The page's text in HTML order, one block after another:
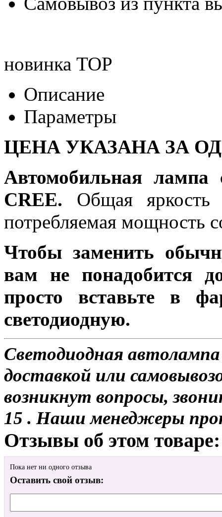
новинка TOP
Описание
Параметры
ЦЕНА УКАЗАНА ЗА
Автомобильная
CREE. Общая яркость
потребляемая мощность
Чтобы заменить
вам не понадобится
просто вставьте в
светодиодную.
Светодиодная
доставкой или
возникнут вопросы,
15 . Наши менеджеры
Отзывы об этом товаре:
Пока нет ни одного отзыва
Оставить свой отзыв: